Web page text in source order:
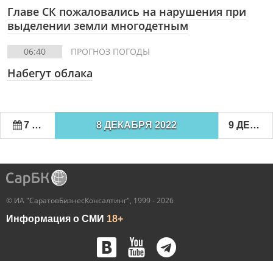
Главе СК пожаловались на нарушения при
выделении земли многодетным
06:40 ПРОГНОЗ ПОГОДЫ
Набегут облака
7 ДЕКАБРЯ 2022 8 ДЕКАБРЯ 2022 9 ДЕКАБРЯ 2022
© ИА "СаратовБизнесКонсалтинг", 1999 - 2026
Информация о СМИ 18+